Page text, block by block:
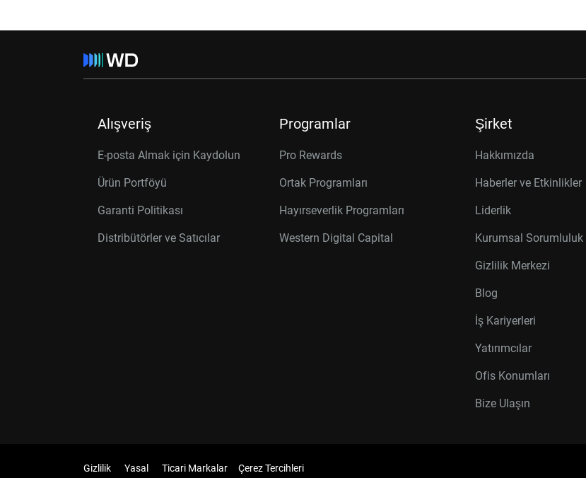
Alışveriş
E-posta Almak için Kaydolun
Ürün Portföyü
Garanti Politikası
Distribütörler ve Satıcılar
Programlar
Pro Rewards
Ortak Programları
Hayırseverlik Programları
Western Digital Capital
Şirket
Hakkımızda
Haberler ve Etkinlikler
Liderlik
Kurumsal Sorumluluk
Gizlilik Merkezi
Blog
İş Kariyerleri
Yatırımcılar
Ofis Konumları
Bize Ulaşın
Gizlilik Yasal Ticari Markalar Çerez Tercihleri